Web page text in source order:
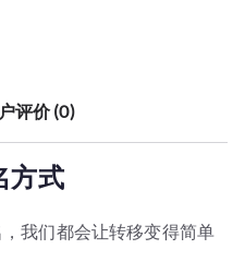
评价 (0)
方式
我们都会让转移变得简单